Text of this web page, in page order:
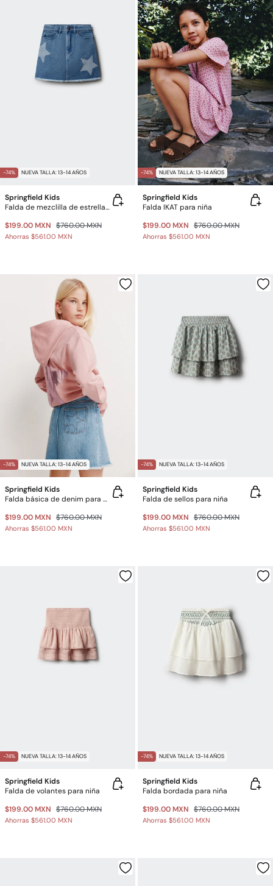
-74% NUEVA TALLA: 13-14 AÑOS
Springfield Kids
Falda de mezclilla de estrellas para niña
$199.00 MXN $760.00 MXN
Ahorras $561.00 MXN
-74% NUEVA TALLA: 13-14 AÑOS
Springfield Kids
Falda IKAT para niña
$199.00 MXN $760.00 MXN
Ahorras $561.00 MXN
-74% NUEVA TALLA: 13-14 AÑOS
Springfield Kids
Falda básica de denim para niña
$199.00 MXN $760.00 MXN
Ahorras $561.00 MXN
-74% NUEVA TALLA: 13-14 AÑOS
Springfield Kids
Falda de sellos para niña
$199.00 MXN $760.00 MXN
Ahorras $561.00 MXN
-74% NUEVA TALLA: 13-14 AÑOS
Springfield Kids
Falda de volantes para niña
$199.00 MXN $760.00 MXN
Ahorras $561.00 MXN
-74% NUEVA TALLA: 13-14 AÑOS
Springfield Kids
Falda bordada para niña
$199.00 MXN $760.00 MXN
Ahorras $561.00 MXN